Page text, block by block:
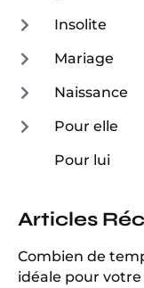
Insolite
Mariage
Naissance
Pour elle
Pour lui
Articles
Combien de
idéale pour votre